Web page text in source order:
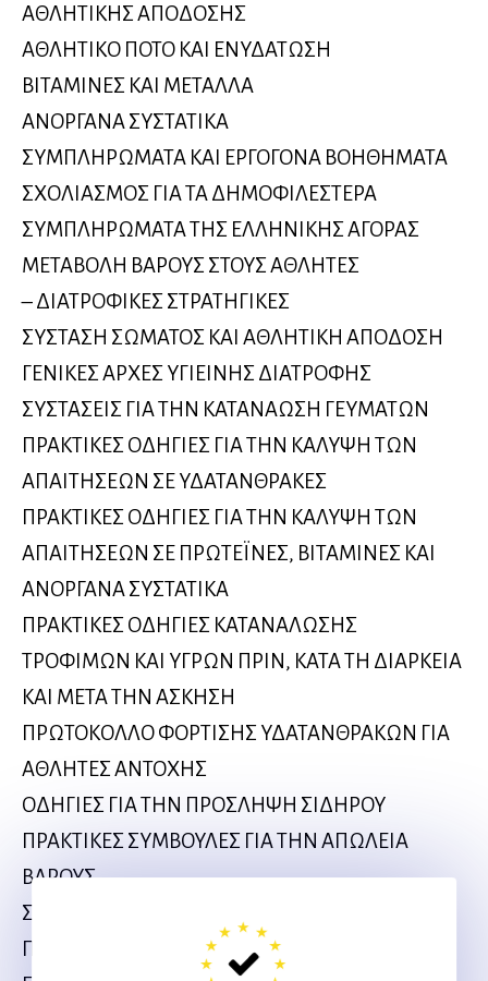
ΑΘΛΗΤΙΚΗΣ ΑΠΟΔΟΣΗΣ
ΑΘΛΗΤΙΚΟ ΠΟΤΟ ΚΑΙ ΕΝΥΔΑΤΩΣΗ
ΒΙΤΑΜΙΝΕΣ ΚΑΙ ΜΕΤΑΛΛΑ
ΑΝΟΡΓΑΝΑ ΣΥΣΤΑΤΙΚΑ
ΣΥΜΠΛΗΡΩΜΑΤΑ ΚΑΙ ΕΡΓΟΓΟΝΑ ΒΟΗΘΗΜΑΤΑ
ΣΧΟΛΙΑΣΜΟΣ ΓΙΑ ΤΑ ΔΗΜΟΦΙΛΕΣΤΕΡΑ
ΣΥΜΠΛΗΡΩΜΑΤΑ ΤΗΣ ΕΛΛΗΝΙΚΗΣ ΑΓΟΡΑΣ
ΜΕΤΑΒΟΛΗ ΒΑΡΟΥΣ ΣΤΟΥΣ ΑΘΛΗΤΕΣ
– ΔΙΑΤΡΟΦΙΚΕΣ ΣΤΡΑΤΗΓΙΚΕΣ
ΣΥΣΤΑΣΗ ΣΩΜΑΤΟΣ ΚΑΙ ΑΘΛΗΤΙΚΗ ΑΠΟΔΟΣΗ
ΓΕΝΙΚΕΣ ΑΡΧΕΣ ΥΓΙΕΙΝΗΣ ΔΙΑΤΡΟΦΗΣ
ΣΥΣΤΑΣΕΙΣ ΓΙΑ ΤΗΝ ΚΑΤΑΝΑΩΣΗ ΓΕΥΜΑΤΩΝ
ΠΡΑΚΤΙΚΕΣ ΟΔΗΓΙΕΣ ΓΙΑ ΤΗΝ ΚΑΛΥΨΗ ΤΩΝ
ΑΠΑΙΤΗΣΕΩΝ ΣΕ ΥΔΑΤΑΝΘΡΑΚΕΣ
ΠΡΑΚΤΙΚΕΣ ΟΔΗΓΙΕΣ ΓΙΑ ΤΗΝ ΚΑΛΥΨΗ ΤΩΝ
ΑΠΑΙΤΗΣΕΩΝ ΣΕ ΠΡΩΤΕΪΝΕΣ, ΒΙΤΑΜΙΝΕΣ ΚΑΙ
ΑΝΟΡΓΑΝΑ ΣΥΣΤΑΤΙΚΑ
ΠΡΑΚΤΙΚΕΣ ΟΔΗΓΙΕΣ ΚΑΤΑΝΑΛΩΣΗΣ
ΤΡΟΦΙΜΩΝ ΚΑΙ ΥΓΡΩΝ ΠΡΙΝ, ΚΑΤΑ ΤΗ ΔΙΑΡΚΕΙΑ
ΚΑΙ ΜΕΤΑ ΤΗΝ ΑΣΚΗΣΗ
ΠΡΩΤΟΚΟΛΛΟ ΦΟΡΤΙΣΗΣ ΥΔΑΤΑΝΘΡΑΚΩΝ ΓΙΑ
ΑΘΛΗΤΕΣ ΑΝΤΟΧΗΣ
ΟΔΗΓΙΕΣ ΓΙΑ ΤΗΝ ΠΡΟΣΛΗΨΗ ΣΙΔΗΡΟΥ
ΠΡΑΚΤΙΚΕΣ ΣΥΜΒΟΥΛΕΣ ΓΙΑ ΤΗΝ ΑΠΩΛΕΙΑ
ΒΑΡΟΥΣ
ΣΗΜΕΙΑ-ΚΛΕΙΔΙΑ ΤΗΣ ΔΙΑΤΡΟΦΗΣ ΣΕ
ΠΕΡΙΟΔΟΥΣ ΤΑΞΙΔΙΩΝ